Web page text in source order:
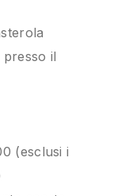
il
(esclusi i